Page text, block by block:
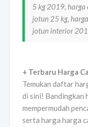
5 kg 2019,
jotun 25 kg,
jotun interior
+ Terbaru Harga
Temukan daftar
di sini! Bandingkan
mempermudah
serta harga harga